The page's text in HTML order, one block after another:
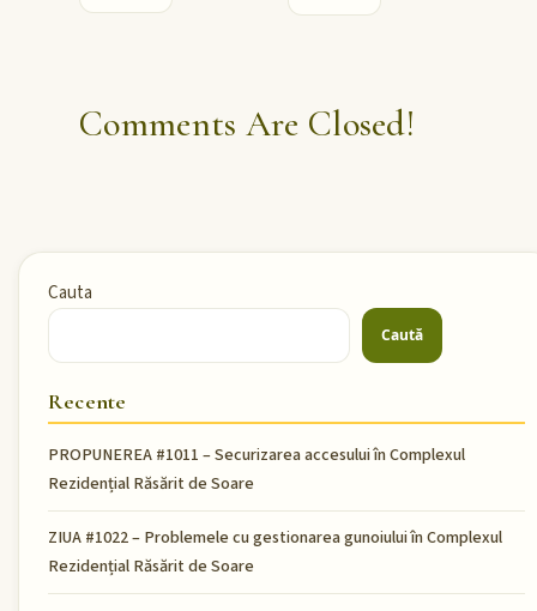
Comments Are Closed!
Cauta
Caută
Recente
PROPUNEREA #1011 – Securizarea accesului în Complexul
Rezidențial Răsărit de Soare
ZIUA #1022 – Problemele cu gestionarea gunoiului în Complexul
Rezidențial Răsărit de Soare